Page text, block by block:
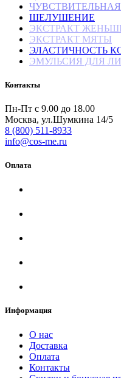
ШЕЛУШЕНИЕ
ЭКСТРАКТ
ЭКСТРАКТ МЯТЫ
ЭЛАСТИЧНОСТЬ
ЭМУЛЬСИЯ ДЛЯ
Контакты
Пн-Пт с 9.00 до 18.00
Москва, ул.Шумкина 14/5
8 (800) 511-8933
info@cos-me.ru
Оплата
Информация
О нас
Доставка
Оплата
Контакты